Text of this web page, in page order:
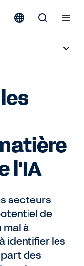
l'IA
secteurs
de
mal à
identifier les
des